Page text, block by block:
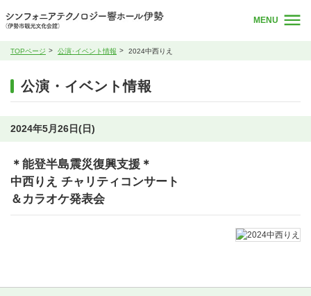
MENU
TOPページ 公演･イベント情報 2024中西りえ
公演・イベント情報
2024年5月26日(日)
＊能登半島震災復興支援＊
中西りえ チャリティコンサート
＆カラオケ発表会